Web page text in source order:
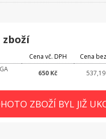
zboží
Cena vč. DPH Cena
650 Kč
ZBOŽÍ BYL JIŽ